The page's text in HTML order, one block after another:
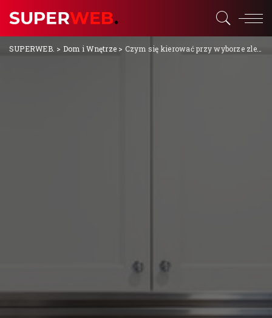
SUPERWEB. > Dom i Wnętrze > Czym się kierować przy wyborze zlewozmywaka do kuchni?